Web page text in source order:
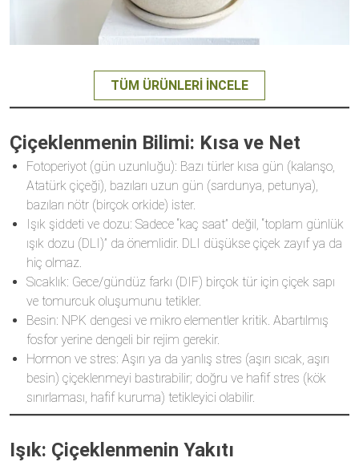
TÜM ÜRÜNLERI İNCELE
Çiçeklenmenin Bilimi: Kısa ve Net
Fotoperiyot (gün uzunluğu): Bazı türler kısa gün (kalanşo,
Atatürk çiçeği), bazıları uzun gün (sardunya, petunya),
bazıları nötr (birçok orkide) ister.
Işık şiddeti ve dozu: Sadece “kaç saat” değil, “toplam günlük
ışık dozu (DLI)” da önemlidir. DLI düşükse çiçek zayıf ya da
hiç olmaz.
Sıcaklık: Gece/gündüz farkı (DIF) birçok tür için çiçek sapı
ve tomurcuk oluşumunu tetikler.
Besin: NPK dengesi ve mikro elementler kritik. Abartılmış
fosfor yerine dengeli bir rejim gerekir.
Hormon ve stres: Aşırı ya da yanlış stres (aşırı sıcak, aşırı
besin) çiçeklenmeyi bastırabilir; doğru ve hafif stres (kök
sınırlaması, hafif kuruma) tetikleyici olabilir.
Işık: Çiçeklenmenin Yakıtı